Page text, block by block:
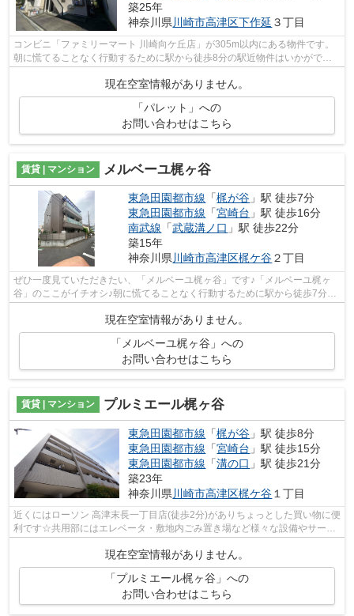
築25年
神奈川県川崎市高津区下作延 ３丁目
コンビニ「ファミリーマート 川崎向ケ丘店」が305m以内にある物件です。
朝に慌てることなく行動するために駅から徒歩8分の駅近物件はいかがでし
ょうか。2駅利用できる場所にあり、行き...
現在空室情報がありません。
「パレット」への
お問い合わせはこちら
賃貸 | マンション メルベーユ梶ヶ谷
東急田園都市線 「梶が谷 」駅 徒歩7分
東急田園都市線 「宮崎台 」駅 徒歩16分
南武線 「武蔵溝ノ口 」駅 徒歩22分
築15年
神奈川県 川崎市高津区梶ケ谷２丁目
ぜひ一度見ていただきたい、「メルベーユ梶ヶ谷」です♪「メルベーユ梶ヶ
谷」のここがイチオシ♪朝に慌てることなく行動するために駅から徒歩7分の
駅近マンションはいかがでしょうか♪通...
現在空室情報がありません。
「メルベーユ梶ヶ谷」への
お問い合わせはこちら
賃貸 | マンション プルミエール梶ヶ谷
東急田園都市線 「梶が谷 」駅 徒歩8分
東急田園都市線 「宮崎台 」駅 徒歩15分
東急田園都市線 「溝の口 」駅 徒歩21分
築23年
神奈川県 川崎市高津区梶ケ谷 １丁目
近くにはローソン 高津末長一丁目店(徒歩2分)がありちょっとした買い物に便
利です☆共用部にはエレベータ・敷地内ごみ置き場など様々な設備やサービ
現在空室情報がありません。
「プルミエール梶ヶ谷」への
お問い合わせはこちら